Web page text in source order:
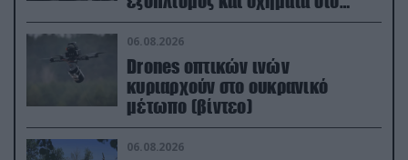
Κίεβο μετά από ρωσικά
πλήγματα (βίντεο)
06.08.2026
Drones οπτικών ινών
κυριαρχούν στο ουκρανικό
μέτωπο (βίντεο)
06.08.2026